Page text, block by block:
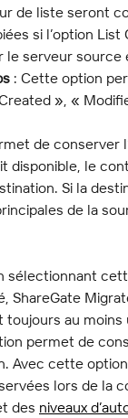
de liste seront
si l’option
le serveur source
: Cette option
», «
de conserver
disponible, le
Si la
de la
sélectionnant
ShareGate
au moins
permet de
Avec cette
lors de la
des niveaux